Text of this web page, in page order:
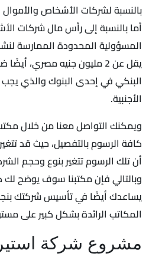
بالنسبة لشركات الأشخاص والأموال
أما بالنسبة إلى رأس مال شركات
المسؤولية المحدودة الممارسة
يقل عن 2 مليون جنيه مصري،
البنكي في إحدى البنوك والذي
الأجنبية.
ويمكنك التواصل معنا من خلال
كافة الرسوم بالتفصيل، حيث قد
أن تلك الرسوم تتغير بنوع وحجم
وبالتالي فإن مكتبنا سوف يوضح
يساعدك أيضًا في تأسيس شركتك
المكاتب الرائدة بشكل كبير على
مشروع شركة